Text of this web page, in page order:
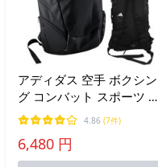
アディダス 空手 ボクシン
グ コンバット スポーツ リ
ュックサック バックパッ
ク Lサイズ 40リットル
COMBAT 57×33×23cm
ADIACC090K ryu
4.86 (7件)
6,480 円